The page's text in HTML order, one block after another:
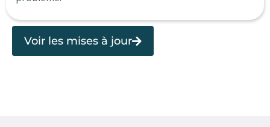
Voir les mises à jour